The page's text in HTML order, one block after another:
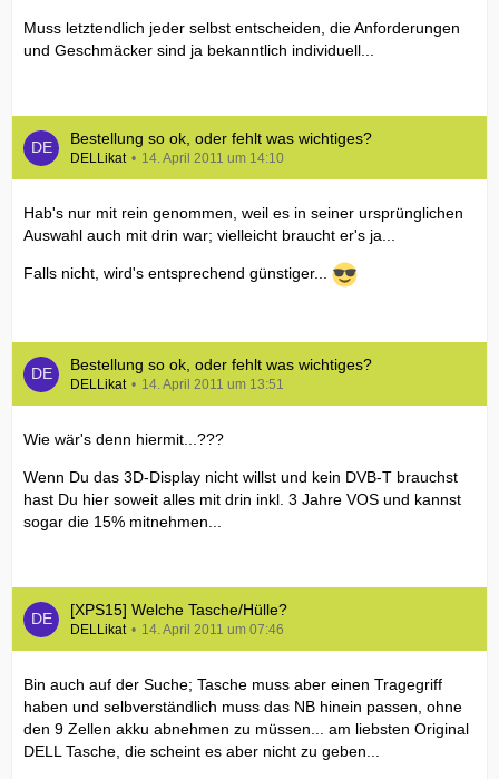
Muss letztendlich jeder selbst entscheiden, die Anforderungen
und Geschmäcker sind ja bekanntlich individuell...
Bestellung so ok, oder fehlt was wichtiges?
DELLikat 14. April 2011 um 14:10
Hab's nur mit rein genommen, weil es in seiner ursprünglichen
Auswahl auch mit drin war; vielleicht braucht er's ja...
Falls nicht, wird's entsprechend günstiger...
Bestellung so ok, oder fehlt was wichtiges?
DELLikat 14. April 2011 um 13:51
Wie wär's denn hiermit...???
Wenn Du das 3D-Display nicht willst und kein DVB-T brauchst
hast Du hier soweit alles mit drin inkl. 3 Jahre VOS und kannst
sogar die 15% mitnehmen...
[XPS15] Welche Tasche/Hülle?
DELLikat 14. April 2011 um 07:46
Bin auch auf der Suche; Tasche muss aber einen Tragegriff
haben und selbverständlich muss das NB hinein passen, ohne
den 9 Zellen akku abnehmen zu müssen... am liebsten Original
DELL Tasche, die scheint es aber nicht zu geben...